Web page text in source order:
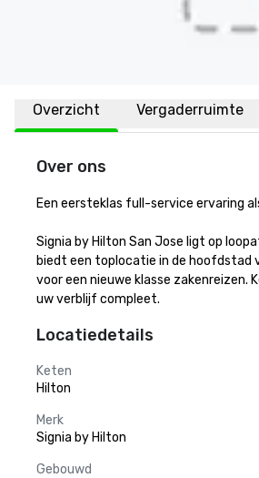
Overzicht Vergaderruimte
Over ons
Een eersteklas full-service ervaring
Signia by Hilton San Jose ligt op
biedt een toplocatie in de hoofdstad
voor een nieuwe klasse
uw verblijf compleet.
Locatiedetails
Keten
Hilton
Merk
Signia by Hilton
Gebouwd